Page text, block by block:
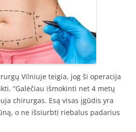
Vilniuje teigia, jog ši operacija
“Galėčiau išmokinti net 4 metų
chirurgas. Esą visas įgūdis yra
o ne išsiurbti riebalus padarius